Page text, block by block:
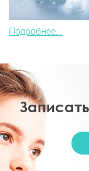
Подробнее...